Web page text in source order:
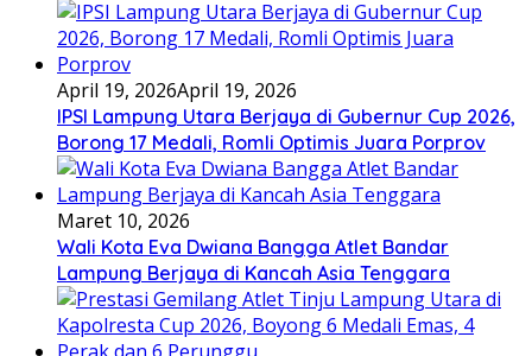
April 19, 2026April 19, 2026
IPSI Lampung Utara Berjaya di Gubernur Cup 2026,
Borong 17 Medali, Romli Optimis Juara Porprov
Maret 10, 2026
Wali Kota Eva Dwiana Bangga Atlet Bandar
Lampung Berjaya di Kancah Asia Tenggara